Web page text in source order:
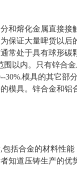
和熔化金属直接
保证大量啤货以
常处于具有球形
围以内。只有锌合
30%.模具的其它
模具。锌合金和
括合金的材料性
知道压铸生产的优